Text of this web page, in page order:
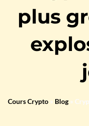
plus
Cours Crypto» Blog»